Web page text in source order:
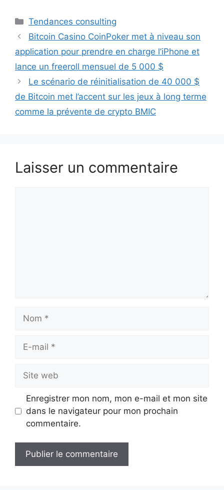
Catégories
Tendances consulting
Bitcoin Casino CoinPoker met à niveau son
application pour prendre en charge l’iPhone et
lance un freeroll mensuel de 5 000 $
Le scénario de réinitialisation de 40 000 $
de Bitcoin met l’accent sur les jeux à long terme
comme la prévente de crypto BMIC
Laisser un commentaire
mail
web
Enregistrer mon nom, mon e-mail et mon site
dans le navigateur pour mon prochain
commentaire.